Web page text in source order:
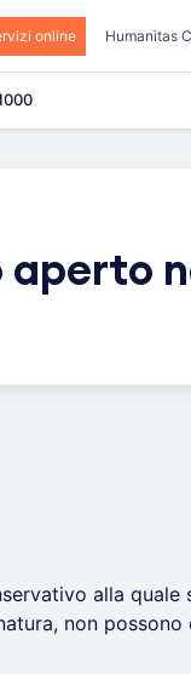
online Humanitas
alla quale
non possono